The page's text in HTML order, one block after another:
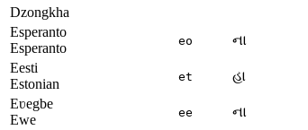
Dzongkha
Esperanto
Esperanto
eo ના
Eesti
Estonian
et હા
Eʋegbe
Ewe
ee ના